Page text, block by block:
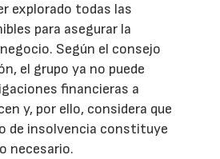
explorado todas las
para asegurar la
Según el consejo
el grupo ya no puede
financieras a
y, por ello, considera que
de insolvencia constituye
necesario.